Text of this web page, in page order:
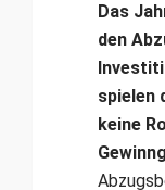
Das
den
spielen
keine